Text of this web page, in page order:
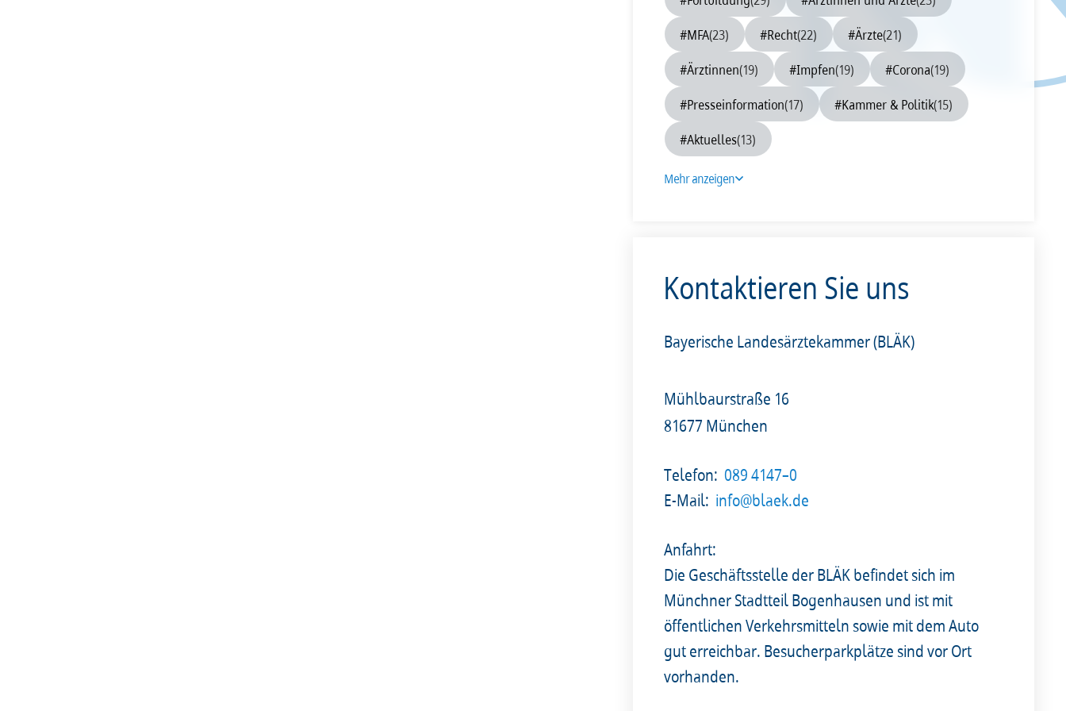
2009 2008
#MFA(23) #Recht(22) #Ärzte(21)
#Ärztinnen(19) #Impfen(19) #Corona(19)
#Presseinformation(17) #Kammer & Politik(15)
#Aktuelles(13)
Mehr anzeigen
Kontaktieren Sie uns
Bayerische Landesärztekammer (BLÄK)
Mühlbaurstraße 16
81677 München
Telefon: 089 4147–0
E-Mail: info@blaek.de
Anfahrt:
Die Geschäftsstelle der BLÄK befindet sich im
Münchner Stadtteil Bogenhausen und ist mit
öffentlichen Verkehrsmitteln sowie mit dem Auto
gut erreichbar. Besucherparkplätze sind vor Ort
vorhanden.